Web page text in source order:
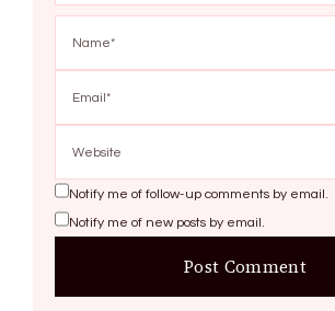
Notify me of follow-up comments by email.
Notify me of new posts by email.